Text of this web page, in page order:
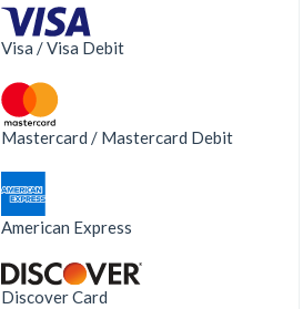
Visa / Visa Debit
Mastercard / Mastercard Debit
American Express
Discover Card